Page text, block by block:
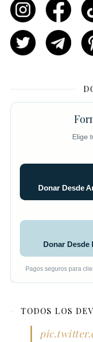
Elige
Donar Desde
Donar Desde
Pagos seguros para
TODOS LOS